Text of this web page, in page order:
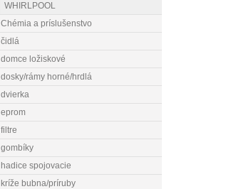
WHIRLPOOL
Chémia a príslušenstvo
čidlá
domce ložiskové
dosky/rámy horné/hrdlá
dvierka
eprom
filtre
gombíky
hadice spojovacie
kríže bubna/príruby